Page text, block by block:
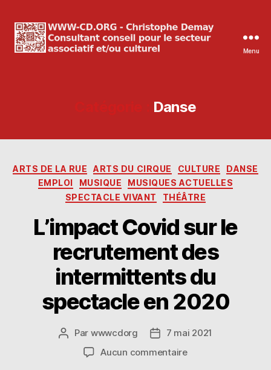
Menu
Danse
Catégories
ARTS DE LA RUE ARTS DU CIRQUE CULTURE
DANSE
EMPLOI
MUSIQUE
MUSIQUES ACTUELLES
SPECTACLE VIVANT
THÉÂTRE
L’impact Covid sur le
recrutement des
intermittents du
spectacle en 2020
Auteur
l’article
Par wwwcdorg
Date7 mai 2021
Aucun commentairesur